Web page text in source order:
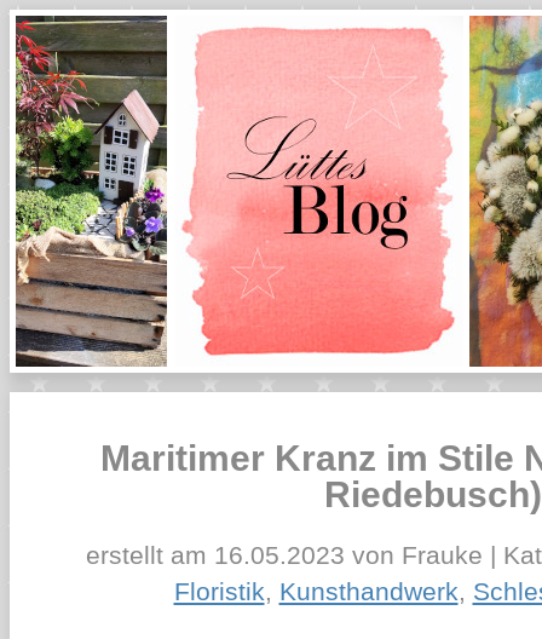
Maritimer Kranz im Stile
Riedebusch)
erstellt am 16.05.2023 von Frauke |
Floristik, Kunsthandwerk,